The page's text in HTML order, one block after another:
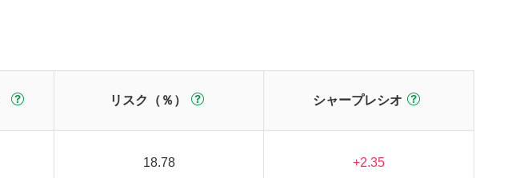
リスク（％） シャープレシオ
18.78 +2.35